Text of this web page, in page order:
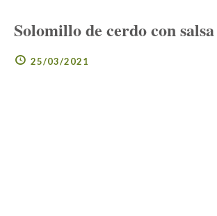
Solomillo de cerdo con
25/03/2021